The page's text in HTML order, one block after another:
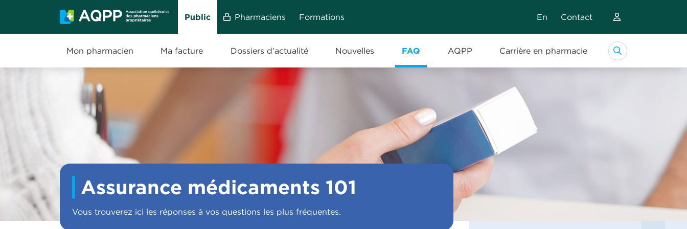
Aller au contenu principal
Public
Mon pharmacien Ma facture Dossiers d’actualité Nouvelles FAQ AQPP Carrière en pharmacie Recherche
Pharmaciens Formations En Contact
Assurance médicaments 101
Vous trouverez ici les réponses à vos questions les plus fréquentes.